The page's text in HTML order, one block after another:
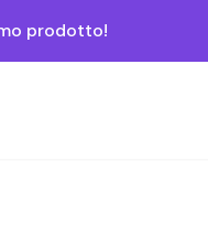
prodotto!